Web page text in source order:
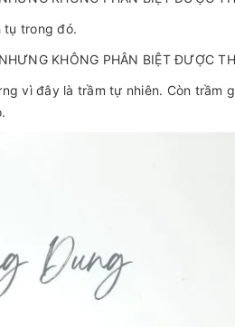
tụ trong đó.
vì đây là trầm tự nhiên. Còn trầm